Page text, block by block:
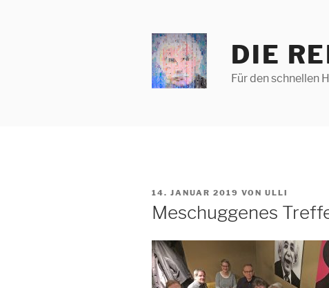
DIE
Für den schnellen
VERÖFFENTLICHT
14. JANUAR 2019 VON ULLI
Meschuggenes